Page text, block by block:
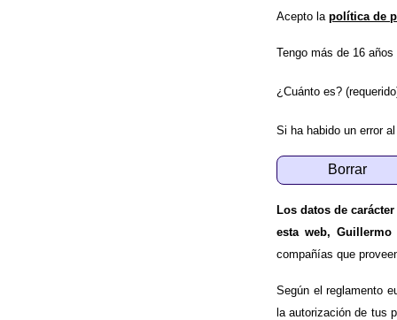
Acepto la política de
Tengo más de 16
¿Cuánto es?
Si ha habido un error
Los datos de carácter
esta web,
compañías que
Según el reglamento
la autorización de tus